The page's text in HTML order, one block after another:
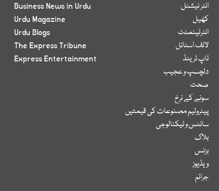
انٹر نیشنل
کھیل
انٹرٹینمنٹ
لائف اسٹائل
ٹاپ ٹرینڈ
دلچسپ و عجیب
صحت
سونے کے نرخ
پیٹرولیم مصنوعات کی قیمتیں
سائنس و ٹیکنالوجی
بلاگ
بزنس
ویڈیوز
جرائم
Business News in Urdu
Urdu Magazine
Urdu Blogs
The Express Tribune
Express Entertainment